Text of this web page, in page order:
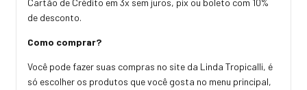
Cartão de Crédito em 3x sem juros, pix ou boleto com 10%
de desconto.
Como comprar?
Você pode fazer suas compras no site da Linda Tropicalli, é
só escolher os produtos que você gosta no menu principal,